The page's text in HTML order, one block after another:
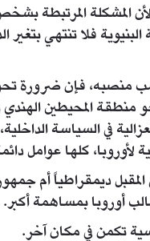
المشكلة المرتبطة
فلا تنتهي بتغير
منصبه، فإن ضرورة
منطقة المحيطين الهندي
في السياسة
لأوروبا، كلها عوامل
ديمقراطياً أم
أوروبا بمساهمة أكبر.
تكمن في مكان آخر.